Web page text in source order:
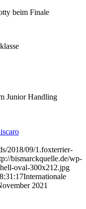
2018/09/1.foxterrier-
bismarckquelle.de/wp-
oval-300x212.jpg
Internationale
2021